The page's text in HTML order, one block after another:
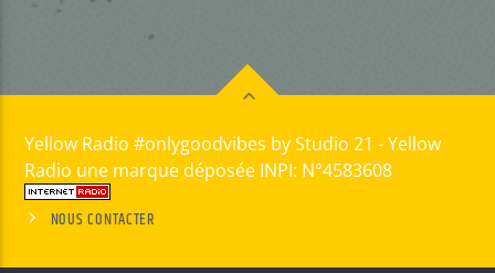
Yellow Radio #onlygoodvibes by Studio 21 - Yellow
Radio une marque déposée INPI: N°4583608
NOUS CONTACTER